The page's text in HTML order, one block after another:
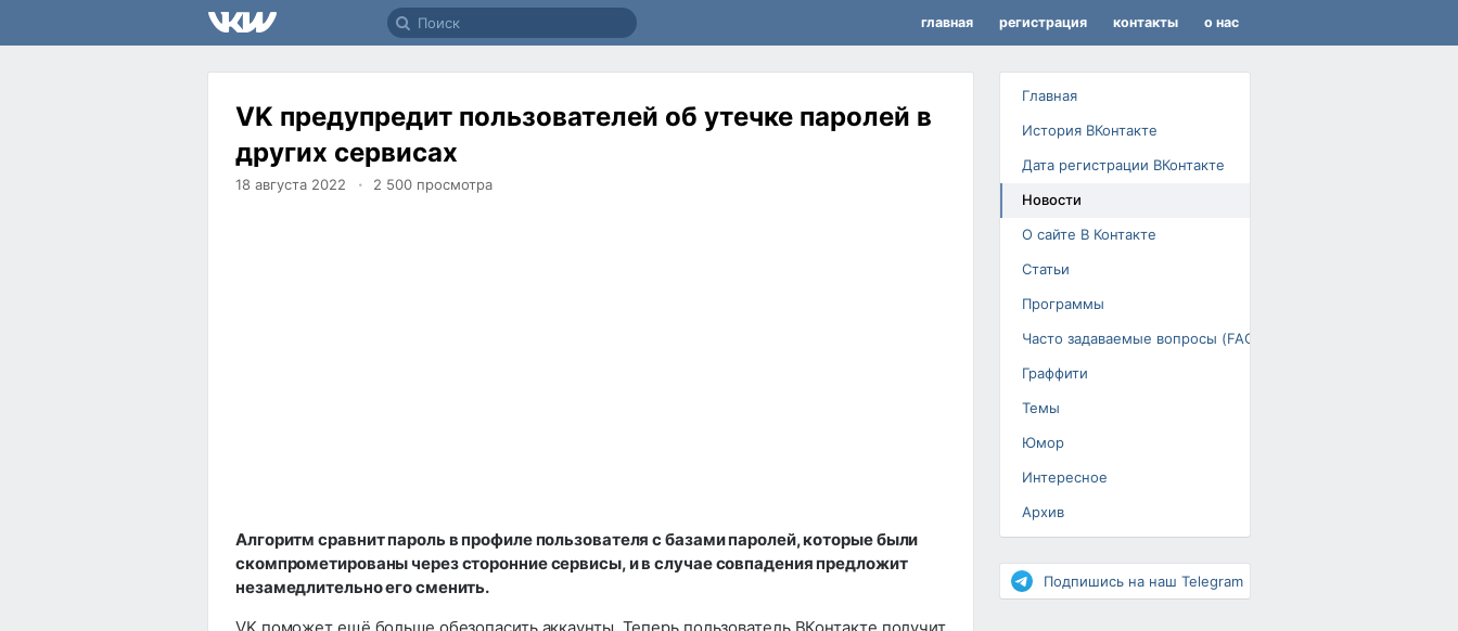
главная регистрация контакты о нас
Главная
История ВКонтакте
Дата регистрации ВКонтакте
Новости
О сайте В Контакте
Статьи
Программы
Часто задаваемые вопросы (FAQ)
Граффити
Темы
Юмор
Интересное
Архив
Повышение рейтинга
Подпишись на наш Telegram
VK предупредит пользователей об утечке паролей в
других сервисах
18 августа 2022 2 500 просмотра
Алгоритм сравнит пароль в профиле пользователя с базами паролей, которые были
скомпрометированы через сторонние сервисы, и в случае совпадения предложит
незамедлительно его сменить.